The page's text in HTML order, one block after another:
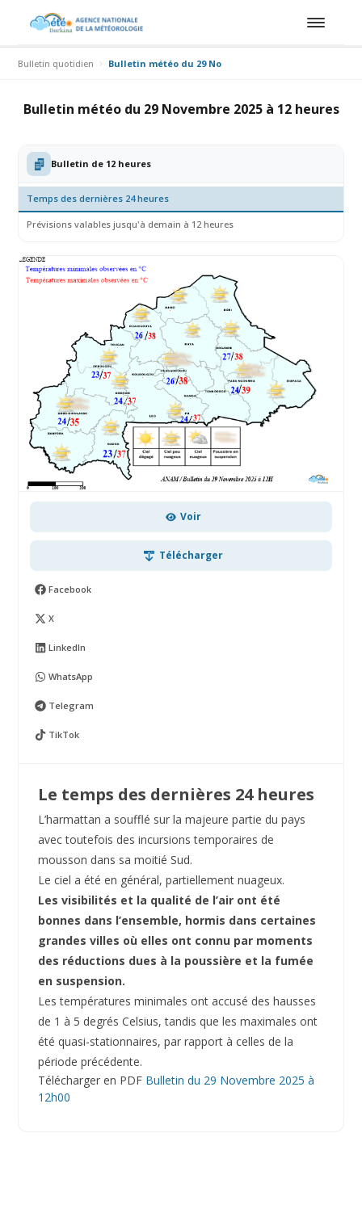
Bulletin quotidien Bulletin météo du 29 Novembre 2025 à 12 heures
Bulletin météo du 29 Novembre 2025 à 12 heures
Bulletin de 12 heures
Temps des dernières 24 heures
Prévisions valables jusqu'à demain à 12 heures
Voir
Télécharger
Facebook
X
LinkedIn
WhatsApp
Telegram
TikTok
Le temps des dernières 24 heures
L’harmattan a soufflé sur la majeure partie du pays
avec toutefois des incursions temporaires de
mousson dans sa moitié Sud.
Le ciel a été en général, partiellement nuageux.
Les visibilités et la qualité de l’air ont été
bonnes dans l’ensemble, hormis dans certaines
grandes villes où elles ont connu par moments
des réductions dues à la poussière et la fumée
en suspension.
Les températures minimales ont accusé des hausses
de 1 à 5 degrés Celsius, tandis que les maximales ont
été quasi-stationnaires, par rapport à celles de la
période précédente.
Télécharger en PDF Bulletin du 29 Novembre 2025 à
12h00